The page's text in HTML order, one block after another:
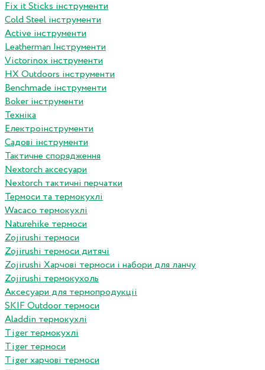
Fix it Sticks інструменти
Сold Steel інструменти
Active інструменти
Leatherman Інструменти
Victorinox інструменти
HX Outdoors інструменти
Benchmade інструменти
Boker інструменти
Техніка
Електроінструменти
Садові інструменти
Тактичне спорядження
Nextorch аксесуари
Nextorch тактичні перчатки
Термоси та термокухлі
Wacaco термокухлі
Naturehike термоси
Zojirushi термоси
Zojirushi термоси дитячі
Zojirushi Харчові термоси і набори для ланчу
Zojirushi термокухоль
Аксесуари для термопродукціі
SKIF Outdoor термоси
Aladdin термокухлі
Tiger термокухлі
Tiger термоси
Tiger харчові термоси